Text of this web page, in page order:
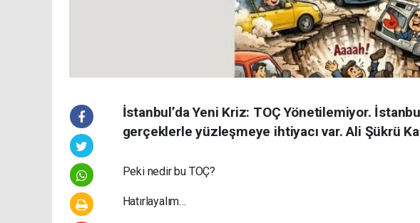
İstanbul’da Yeni Kriz: TOÇ Yönetilemiyor.
gerçeklerle yüzleşmeye ihtiyacı var. Ali Şükrü
Peki nedir bu TOÇ?
Hatırlayalım…